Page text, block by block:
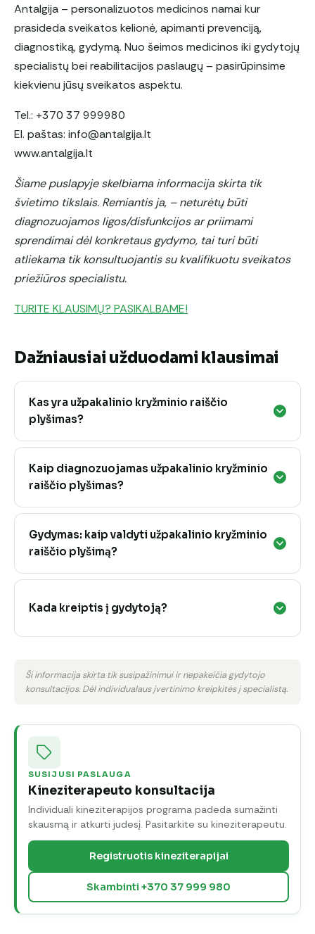
Antalgija – personalizuotos medicinos namai kur
prasideda sveikatos kelionė, apimanti prevenciją,
diagnostiką, gydymą. Nuo šeimos medicinos iki gydytojų
specialistų bei reabilitacijos paslaugų – pasirūpinsime
kiekvienu jūsų sveikatos aspektu.
Tel.: +370 37 999980
El. paštas: info@antalgija.lt
www.antalgija.lt
Šiame puslapyje skelbiama informacija skirta tik
švietimo tikslais. Remiantis ja, – neturėtų būti
diagnozuojamos ligos/disfunkcijos ar priimami
sprendimai dėl konkretaus gydymo, tai turi būti
atliekama tik konsultuojantis su kvalifikuotu sveikatos
priežiūros specialistu.
TURITE KLAUSIMŲ? PASIKALBAME!
Dažniausiai užduodami klausimai
Kas yra užpakalinio kryžminio raiščio
plyšimas?
Kaip diagnozuojamas užpakalinio kryžminio
raiščio plyšimas?
Gydymas: kaip valdyti užpakalinio kryžminio
raiščio plyšimą?
Kada kreiptis į gydytoją?
Ši informacija skirta tik susipažinimui ir nepakeičia gydytojo
konsultacijos. Dėl individualaus įvertinimo kreipkitės į specialistą.
SUSIJUSI PASLAUGA
Kineziterapeuto konsultacija
Individuali kineziterapijos programa padeda sumažinti
skausmą ir atkurti judesį. Pasitarkite su kineziterapeutu.
Registruotis kineziterapijai
Skambinti +370 37 999 980